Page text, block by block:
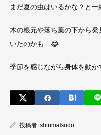
まだ夏の虫はいるかな？と
木の根元や落ち葉の下から
いたのかも…😂
季節を感じながら身体を動
投稿者: shinmatsudo